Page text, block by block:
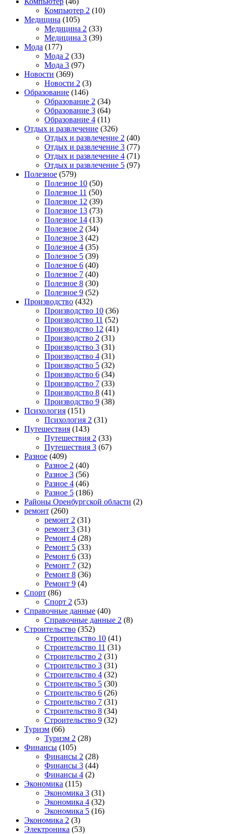
Компьютер 2 (10)
Медицина (105)
Медицина 2 (33)
Медицина 3 (39)
Мода (177)
Мода 2 (33)
Мода 3 (97)
Новости (369)
Новости 2 (3)
Образование (146)
Образование 2 (34)
Образование 3 (64)
Образование 4 (11)
Отдых и развлечение (326)
Отдых и развлечение 2 (40)
Отдых и развлечение 3 (77)
Отдых и развлечение 4 (71)
Отдых и развлечение 5 (97)
Полезное (579)
Полезное 10 (50)
Полезное 11 (50)
Полезное 12 (39)
Полезное 13 (73)
Полезное 14 (13)
Полезное 2 (34)
Полезное 3 (42)
Полезное 4 (35)
Полезное 5 (39)
Полезное 6 (40)
Полезное 7 (40)
Полезное 8 (30)
Полезное 9 (52)
Производство (432)
Производство 10 (36)
Производство 11 (52)
Производство 12 (41)
Производство 2 (31)
Производство 3 (31)
Производство 4 (31)
Производство 5 (32)
Производство 6 (34)
Производство 7 (33)
Производство 8 (41)
Производство 9 (38)
Психология (151)
Психология 2 (31)
Путешествия (143)
Путешествия 2 (33)
Путешествия 3 (67)
Разное (409)
Разное 2 (40)
Разное 3 (56)
Разное 4 (46)
Разное 5 (186)
Районы Оренбургской области (2)
ремонт (260)
ремонт 2 (31)
ремонт 3 (31)
Ремонт 4 (28)
Ремонт 5 (33)
Ремонт 6 (33)
Ремонт 7 (32)
Ремонт 8 (36)
Ремонт 9 (4)
Спорт (86)
Спорт 2 (53)
Справочные данные (40)
Справочные данные 2 (8)
Строительство (352)
Строительство 10 (41)
Строительство 11 (31)
Строительство 2 (31)
Строительство 3 (31)
Строительство 4 (32)
Строительство 5 (30)
Строительство 6 (26)
Строительство 7 (31)
Строительство 8 (34)
Строительство 9 (32)
Туризм (66)
Туризм 2 (28)
Финансы (105)
Финансы 2 (28)
Финансы 3 (44)
Финансы 4 (2)
Экономика (115)
Экономика 3 (31)
Экономика 4 (32)
Экономика 5 (16)
Экономика 2 (3)
Электроника (53)